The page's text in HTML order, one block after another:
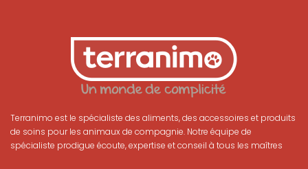
Terranimo est le spécialiste des aliments, des accessoires et produits
de soins pour les animaux de compagnie. Notre équipe de
spécialiste prodigue écoute, expertise et conseil à tous les maîtres